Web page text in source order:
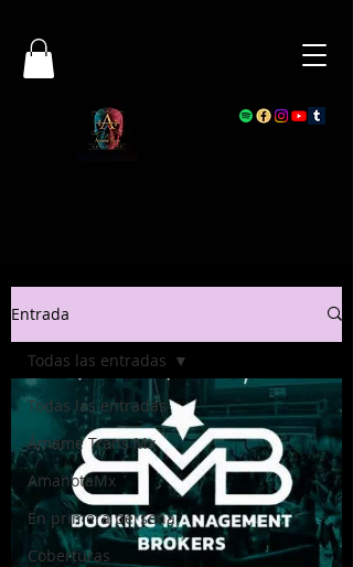
Entrada
Todas las entradas
Ámame Trans Mx
AmanotaMx
En primera persona
Coberturas
Todas las entradas